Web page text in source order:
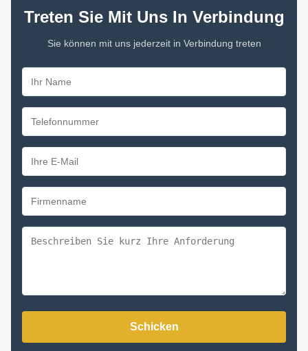
Treten Sie Mit Uns In Verbindung
Sie können mit uns jederzeit in Verbindung treten
Schicken